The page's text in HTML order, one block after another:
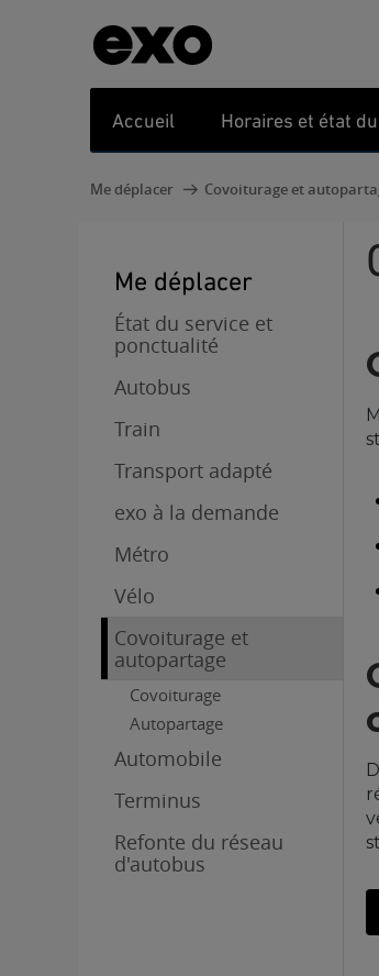
Accueil Horaires et état
Me déplacer Covoiturage et
Me déplacer
État du service et
ponctualité
Autobus
Train
Transport adapté
exo à la demande
Métro
Vélo
Covoiturage et
autopartage
Covoiturage
Autopartage
Automobile
Terminus
Refonte du réseau
d'autobus